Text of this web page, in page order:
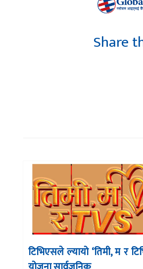
Share
टिभिएसले ल्यायो ‘तिमी, म र